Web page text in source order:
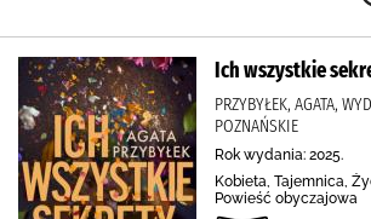
Ich wszystkie
PRZYBYŁEK, AGATA,
POZNAŃSKIE
Rok wydania: 2025.
Kobieta, Tajemnica,
Powieść obyczajowa